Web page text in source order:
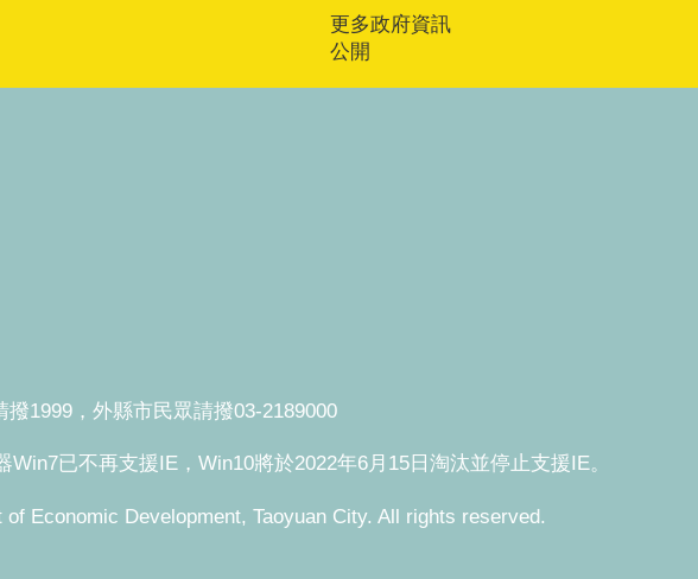
更多政府資訊
公開
1999，外縣市民眾請撥03-2189000
已不再支援IE，Win10將於2022年6月15日淘汰並停止支援IE。
Economic Development, Taoyuan City. All rights reserved.